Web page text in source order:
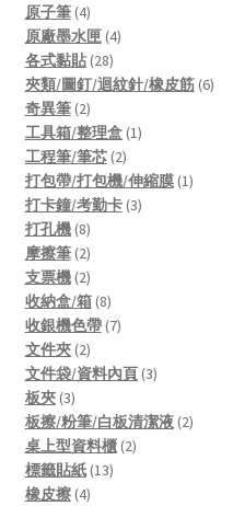
原子筆 44
products
原廠墨水匣 44
各式黏貼 2828
products
夾類/圖釘/迴紋針/橡皮筋 66
奇異筆 22
products
工具箱/整理盒 11
工程筆/筆芯 22
products
打包帶/打包機/伸縮膜 11
打卡鐘/考勤卡 33
打孔機 88
products
摩擦筆 22
products
支票機 22
products
收納盒/箱 88
products
收銀機色帶 77
文件夾 22
products
文件袋/資料內頁 33
板夾 33
products
板擦/粉筆/白板清潔液 22
桌上型資料櫃 22
標籤貼紙 1313
橡皮擦 44